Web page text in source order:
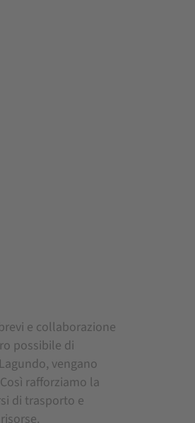
e collaborazione
possibile di
vengano
rafforziamo la
di trasporto e